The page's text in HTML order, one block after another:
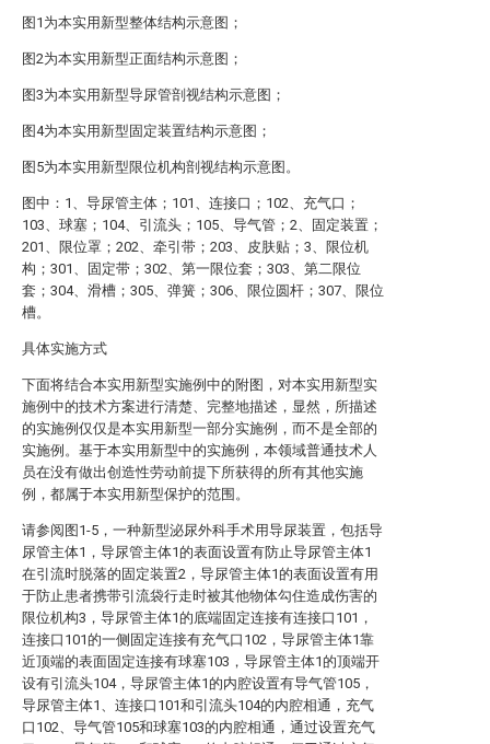
图1为本实用新型整体结构示意图；
图2为本实用新型正面结构示意图；
图3为本实用新型导尿管剖视结构示意图；
图4为本实用新型固定装置结构示意图；
图5为本实用新型限位机构剖视结构示意图。
图中：1、导尿管主体；101、连接口；102、充气口；
103、球塞；104、引流头；105、导气管；2、固定装置；
201、限位罩；202、牵引带；203、皮肤贴；3、限位机
构；301、固定带；302、第一限位套；303、第二限位
套；304、滑槽；305、弹簧；306、限位圆杆；307、限位
槽。
具体实施方式
下面将结合本实用新型实施例中的附图，对本实用新型实
施例中的技术方案进行清楚、完整地描述，显然，所描述
的实施例仅仅是本实用新型一部分实施例，而不是全部的
实施例。基于本实用新型中的实施例，本领域普通技术人
员在没有做出创造性劳动前提下所获得的所有其他实施
例，都属于本实用新型保护的范围。
请参阅图1-5，一种新型泌尿外科手术用导尿装置，包括导
尿管主体1，导尿管主体1的表面设置有防止导尿管主体1
在引流时脱落的固定装置2，导尿管主体1的表面设置有用
于防止患者携带引流袋行走时被其他物体勾住造成伤害的
限位机构3，导尿管主体1的底端固定连接有连接口101，
连接口101的一侧固定连接有充气口102，导尿管主体1靠
近顶端的表面固定连接有球塞103，导尿管主体1的顶端开
设有引流头104，导尿管主体1的内腔设置有导气管105，
导尿管主体1、连接口101和引流头104的内腔相通，充气
口102、导气管105和球塞103的内腔相通，通过设置充气